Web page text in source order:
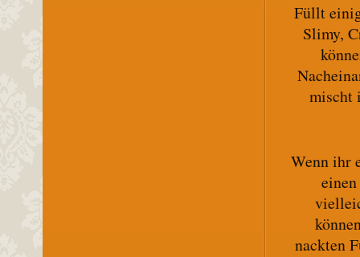
Füllt
Slimy,
mischt
Wenn ihr
nackten